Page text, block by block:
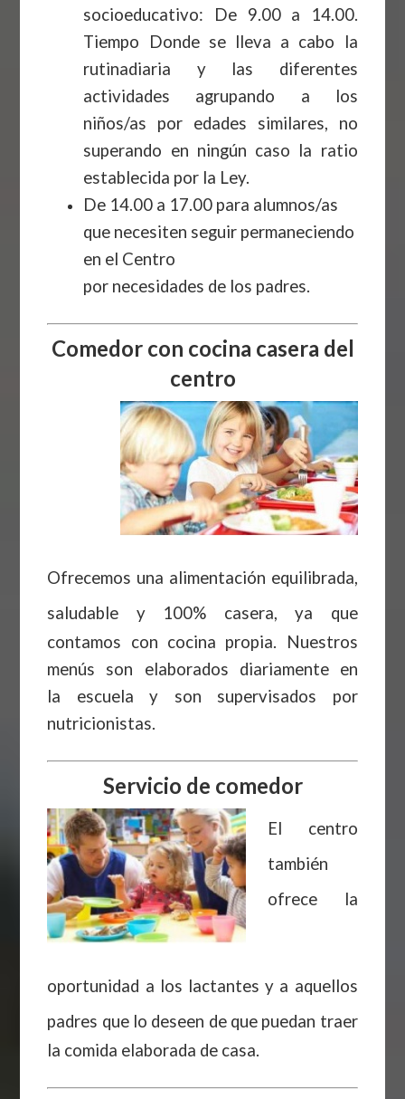
socioeducativo: De 9.00 a 14.00.
Tiempo Donde se lleva a cabo la
rutinadiaria y las diferentes
actividades agrupando a los
niños/as por edades similares, no
superando en ningún caso la ratio
establecida por la Ley.
De 14.00 a 17.00 para alumnos/as
que necesiten seguir permaneciendo
en el Centro
por necesidades de los padres.
Comedor con cocina casera del
centro
Ofrecemos una alimentación equilibrada,
saludable y 100% casera, ya que
contamos con cocina propia. Nuestros
menús son elaborados diariamente en
la escuela y son supervisados por
nutricionistas.
Servicio de comedor
El centro
también
ofrece la
oportunidad a los lactantes y a aquellos
padres que lo deseen de que puedan traer
la comida elaborada de casa.